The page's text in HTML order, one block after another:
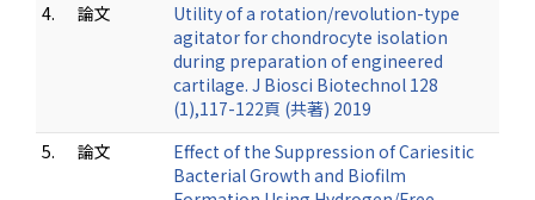
4.
論文
Utility of a rotation/revolution-type
agitator for chondrocyte isolation
during preparation of engineered
cartilage. J Biosci Biotechnol 128
(1),117-122頁 (共著) 2019
5.
論文
Effect of the Suppression of Cariesitic
Bacterial Growth and Biofilm